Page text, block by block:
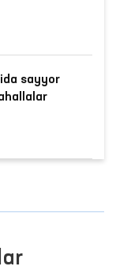
sayyor